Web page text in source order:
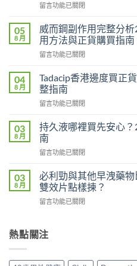
在
馬
糖
Hamer
效
真
相：
用
是
心
作
2026
香
港
實
測
價〉
留言功能已關閉
05
8 月
威而鋼副作用完整分
用方法與正貨購買指南
在
而
鋼
副
作
完
整
分
析
常
見
作
全
留言功能已關閉
04
8 月
Tadacip香港邊度買正
整指南
在
香
港
邊
度
正
貨？
2026
年
渠
留言功能已關閉
03
8 月
持久液哪裡買先安心
南
在
久
液
哪
裡
安
年
留言功能已關閉
03
8 月
必利勁與其他早洩藥
雙效片點樣揀？
在
勁
與
他
留言功能已關閉
熱點關注